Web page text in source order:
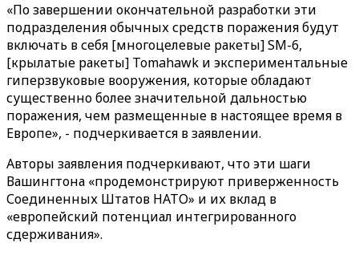
«По завершении окончательной разработки эти
подразделения обычных средств поражения будут
включать в себя [многоцелевые ракеты] SM-6,
[крылатые ракеты] Tomahawk и экспериментальные
гиперзвуковые вооружения, которые обладают
существенно более значительной дальностью
поражения, чем размещенные в настоящее время в
Европе», - подчеркивается в заявлении.
Авторы заявления подчеркивают, что эти шаги
Вашингтона «продемонстрируют приверженность
Соединенных Штатов НАТО» и их вклад в
«европейский потенциал интегрированного
сдерживания».